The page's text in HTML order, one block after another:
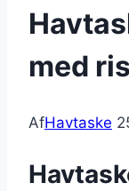
med
AfHavtaske